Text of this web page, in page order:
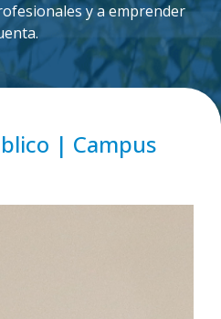
y a emprender
| Campus